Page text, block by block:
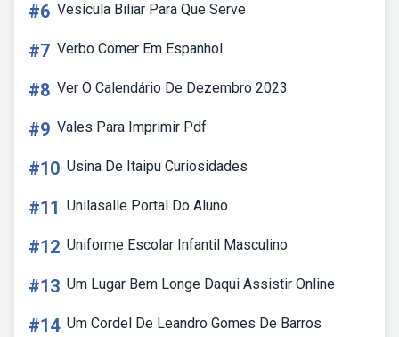
#6 Vesícula Biliar Para Que Serve
#7 Verbo Comer Em Espanhol
#8 Ver O Calendário De Dezembro 2023
#9 Vales Para Imprimir Pdf
#10 Usina De Itaipu Curiosidades
#11 Unilasalle Portal Do Aluno
#12 Uniforme Escolar Infantil Masculino
#13 Um Lugar Bem Longe Daqui Assistir Online
#14 Um Cordel De Leandro Gomes De Barros